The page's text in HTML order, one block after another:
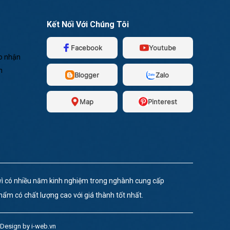
nhận
Kết Nối Với Chúng Tôi
Facebook Youtube
Blogger Zalo
Map Pinterest
có nhiều năm kinh nghiệm trong nghành cung cấp
có chất lượng cao với giá thành tốt nhất.
Design by i-web.vn